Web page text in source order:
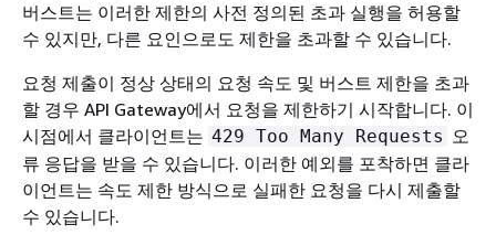
버스트는 이러한 제한의 사전 정의된 초과 실행을 허용할
수 있지만, 다른 요인으로도 제한을 초과할 수 있습니다.
요청 제출이 정상 상태의 요청 속도 및 버스트 제한을 초과
할 경우 API Gateway에서 요청을 제한하기 시작합니다. 이
시점에서 클라이언트는 429 Too Many Requests 오
류 응답을 받을 수 있습니다. 이러한 예외를 포착하면 클라
이언트는 속도 제한 방식으로 실패한 요청을 다시 제출할
수 있습니다.